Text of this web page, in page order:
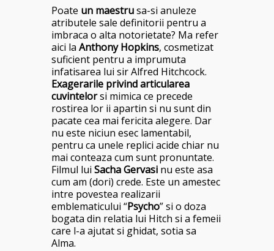
Poate un maestrusa-si anuleze
atributele sale definitorii pentru a
imbraca o alta notorietate? Ma refer
aici la Anthony Hopkins, cosmetizat
suficient pentru a imprumuta
infatisarea lui sir Alfred Hitchcock.
Exagerarile privind articularea
cuvintelorsi mimica ce precede
rostirea lor ii apartin si nu sunt din
pacate cea mai fericita alegere. Dar
nu este niciun esec lamentabil,
pentru ca unele replici acide chiar nu
mai conteaza cum sunt pronuntate.
Filmul lui Sacha Gervasi nu este asa
cum am (dori) crede. Este un amestec
intre povestea realizarii
emblematicului “Psycho” si o doza
bogata din relatia lui Hitch si a femeii
care l-a ajutat si ghidat, sotia sa
Alma.